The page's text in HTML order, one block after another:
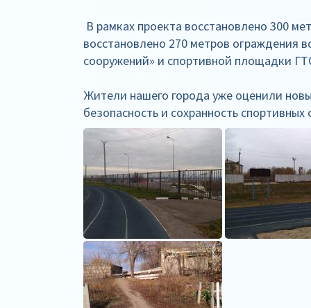
В рамках проекта восстановлено 300
восстановлено 270 метров ограждения
сооружений» и спортивной площадки
Жители нашего города уже оценили
безопасность и сохранность